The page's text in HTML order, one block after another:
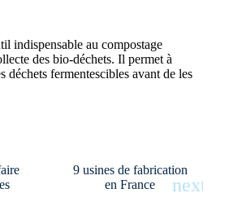
indispensable au compostage
des bio-déchets. Il permet à
déchets fermentescibles avant de les
9 usines de fabrication
en France